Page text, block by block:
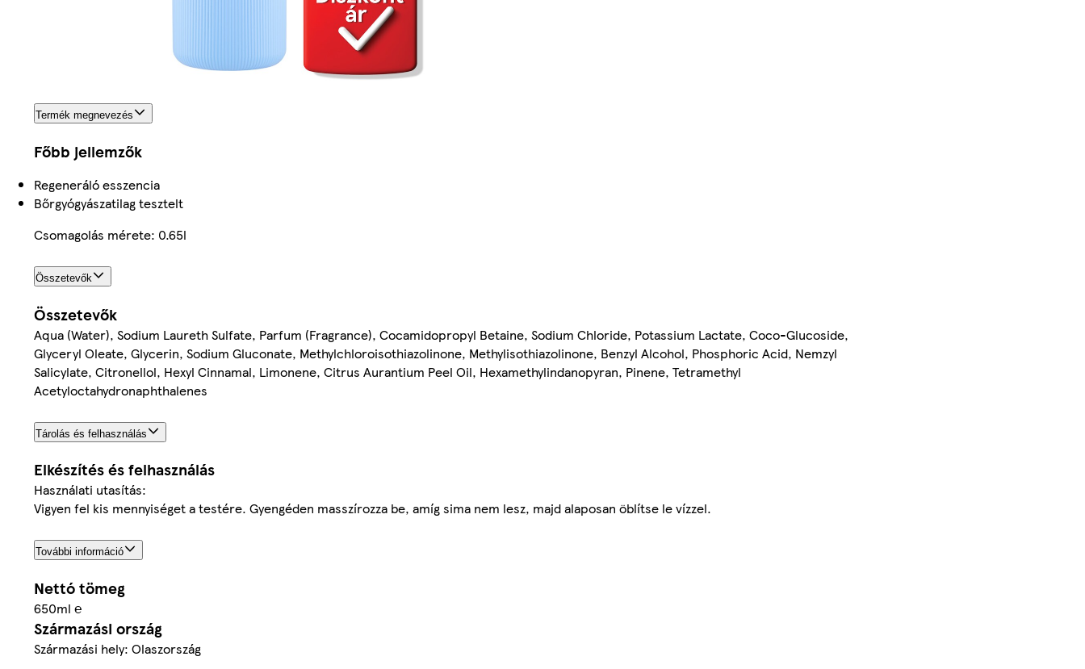
Termék megnevezés
Főbb jellemzők
Regeneráló esszencia
Bőrgyógyászatilag tesztelt
Csomagolás mérete: 0.65l
Összetevők
Összetevők
Aqua (Water), Sodium Laureth Sulfate, Parfum (Fragrance), Cocamidopropyl Betaine, Sodium Chloride, Potassium Lactate, Coco-Glucoside,
Glyceryl Oleate, Glycerin, Sodium Gluconate, Methylchloroisothiazolinone, Methylisothiazolinone, Benzyl Alcohol, Phosphoric Acid, Nemzyl
Salicylate, Citronellol, Hexyl Cinnamal, Limonene, Citrus Aurantium Peel Oil, Hexamethylindanopyran, Pinene, Tetramethyl
Acetyloctahydronaphthalenes
Tárolás és felhasználás
Elkészítés és felhasználás
Használati utasítás:
Vigyen fel kis mennyiséget a testére. Gyengéden masszírozza be, amíg sima nem lesz, majd alaposan öblítse le vízzel.
További információ
Nettó tömeg
650ml ℮
Származási ország
Származási hely: Olaszország